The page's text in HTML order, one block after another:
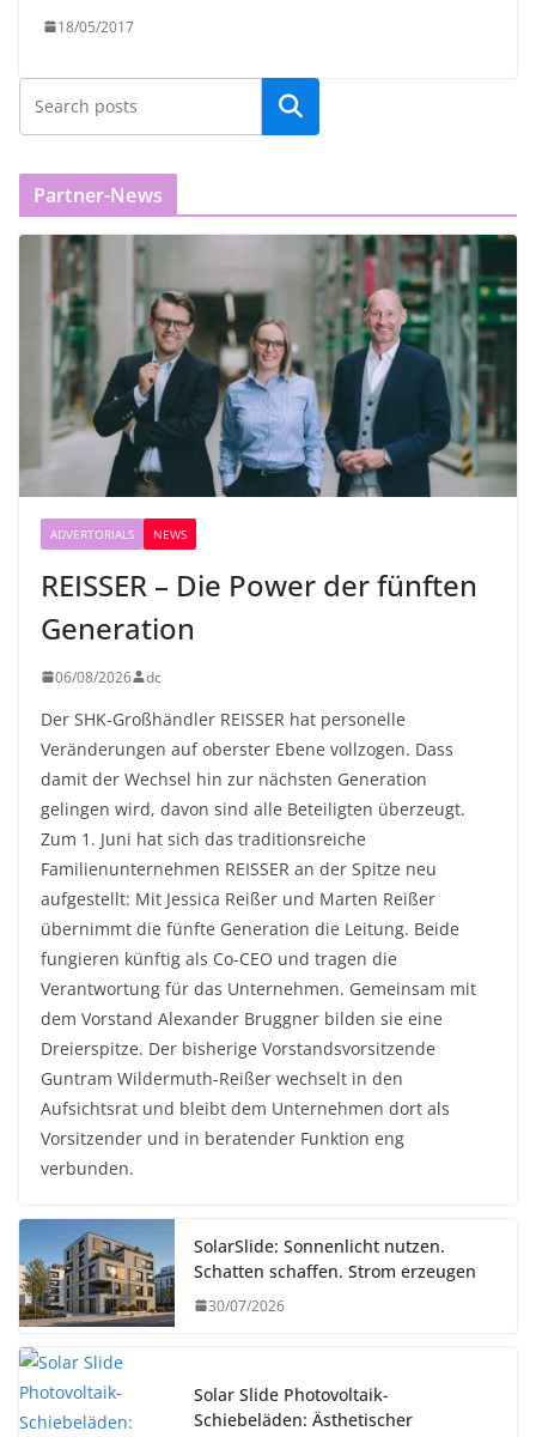
18/05/2017
Partner-News
ADVERTORIALS NEWS
REISSER – Die Power der fünften
Generation
06/08/2026 dc
Der SHK-Großhändler REISSER hat personelle
Veränderungen auf oberster Ebene vollzogen. Dass
damit der Wechsel hin zur nächsten Generation
gelingen wird, davon sind alle Beteiligten überzeugt.
Zum 1. Juni hat sich das traditionsreiche
Familienunternehmen REISSER an der Spitze neu
aufgestellt: Mit Jessica Reißer und Marten Reißer
übernimmt die fünfte Generation die Leitung. Beide
fungieren künftig als Co-CEO und tragen die
Verantwortung für das Unternehmen. Gemeinsam mit
dem Vorstand Alexander Bruggner bilden sie eine
Dreierspitze. Der bisherige Vorstandsvorsitzende
Guntram Wildermuth-Reißer wechselt in den
Aufsichtsrat und bleibt dem Unternehmen dort als
Vorsitzender und in beratender Funktion eng
verbunden.
SolarSlide: Sonnenlicht nutzen.
Schatten schaffen. Strom erzeugen
30/07/2026
Solar Slide Photovoltaik-
Schiebeläden: Ästhetischer